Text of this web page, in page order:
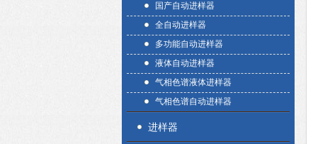
国产自动进样器
全自动进样器
多功能自动进样器
液体自动进样器
气相色谱液体进样器
气相色谱自动进样器
进样器